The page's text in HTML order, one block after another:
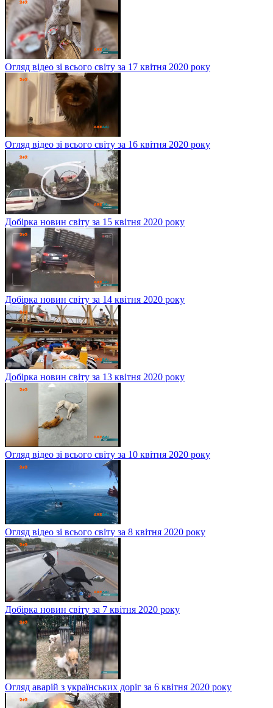
Огляд відео зі всього світу за 17 квітня 2020 року
Огляд відео зі всього світу за 16 квітня 2020 року
Добірка новин світу за 15 квітня 2020 року
Добірка новин світу за 14 квітня 2020 року
Добірка новин світу за 13 квітня 2020 року
Огляд відео зі всього світу за 10 квітня 2020 року
Огляд відео зі всього світу за 8 квітня 2020 року
Добірка новин світу за 7 квітня 2020 року
Огляд аварій з українських доріг за 6 квітня 2020 року